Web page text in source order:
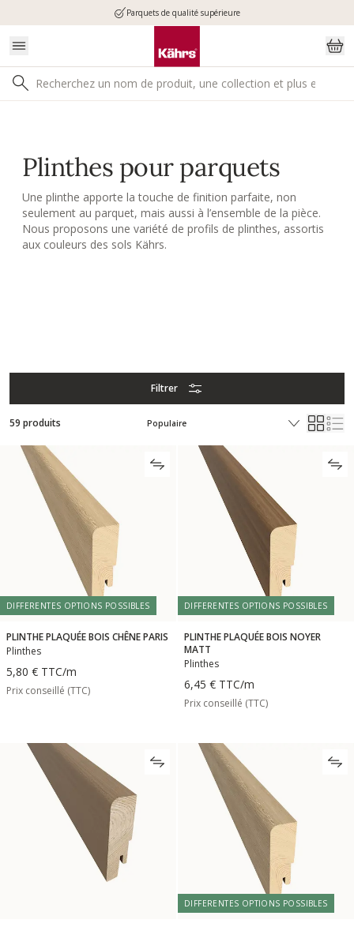
Parquets de qualité supérieure
Plinthes pour parquets
Une plinthe apporte la touche de finition parfaite, non
seulement au parquet, mais aussi à l’ensemble de la pièce.
Nous proposons une variété de profils de plinthes, assortis
aux couleurs des sols Kährs.
Filtrer
59 produits
DIFFERENTES OPTIONS POSSIBLES
PLINTHE PLAQUÉE BOIS CHÊNE PARIS
Plinthes
5,80 € TTC/m
Prix conseillé (TTC)
DIFFERENTES OPTIONS POSSIBLES
PLINTHE PLAQUÉE BOIS NOYER
MATT
Plinthes
6,45 € TTC/m
Prix conseillé (TTC)
DIFFERENTES OPTIONS POSSIBLES